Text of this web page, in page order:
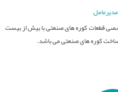
قطعات کوره های صنعتی با بیش از بیست
کوره های صنعتی می باشد.